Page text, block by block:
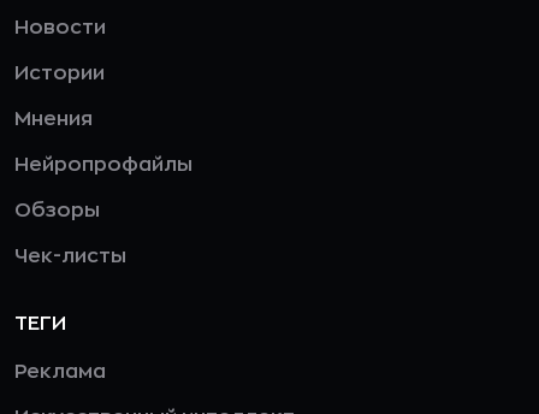
Новости
Истории
Мнения
Нейропрофайлы
Обзоры
Чек-листы
ТЕГИ
Реклама